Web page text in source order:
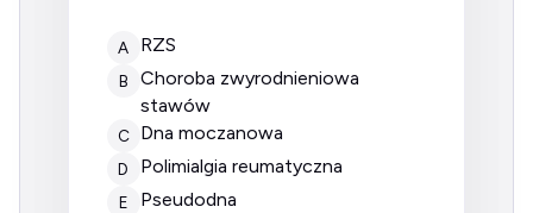
A RZS
B
Choroba zwyrodnieniowa
stawów
C Dna moczanowa
D Polimialgia reumatyczna
E Pseudodna